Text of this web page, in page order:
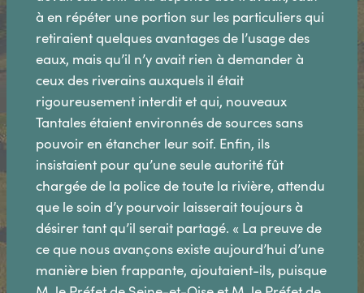
à en répéter une portion sur les particuliers qui
retiraient quelques avantages de l’usage des
eaux, mais qu’il n’y avait rien à demander à
ceux des riverains auxquels il était
rigoureusement interdit et qui, nouveaux
Tantales étaient environnés de sources sans
pouvoir en étancher leur soif. Enfin, ils
insistaient pour qu’une seule autorité fût
chargée de la police de toute la rivière, attendu
que le soin d’y pourvoir laisserait toujours à
désirer tant qu’il serait partagé. « La preuve de
ce que nous avançons existe aujourd’hui d’une
manière bien frappante, ajoutaient-ils, puisque